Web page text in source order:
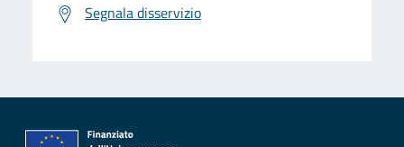
Segnala disservizio